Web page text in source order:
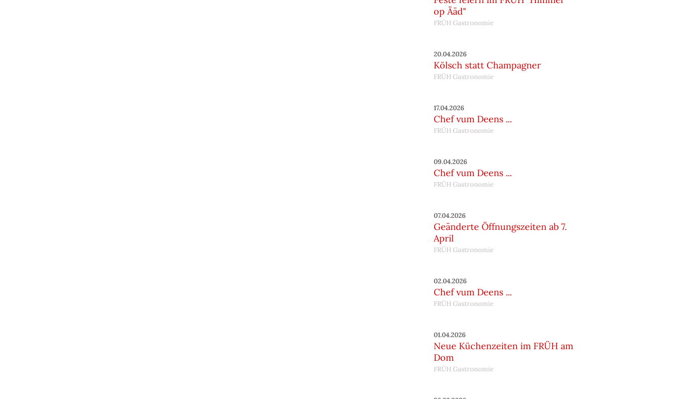
op Ääd"
FRÜH Gastronomie
20.04.2026
Kölsch statt Champagner
FRÜH Gastronomie
17.04.2026
Chef vum Deens ...
FRÜH Gastronomie
09.04.2026
Chef vum Deens ...
FRÜH Gastronomie
07.04.2026
Geänderte Öffnungszeiten ab 7.
April
FRÜH Gastronomie
02.04.2026
Chef vum Deens ...
FRÜH Gastronomie
01.04.2026
Neue Küchenzeiten im FRÜH am
Dom
FRÜH Gastronomie